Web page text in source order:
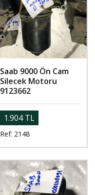
Saab 9000 Ön Cam
Silecek Motoru
9123662
1.904 TL
Ref: 2148